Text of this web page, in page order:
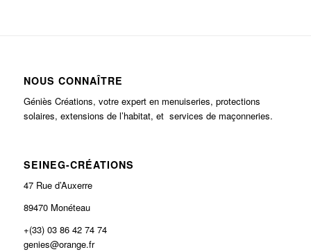
NOUS CONNAÎTRE
Géniès Créations, votre expert en menuiseries, protections
solaires, extensions de l’habitat, et services de maçonneries.
SEINEG-CRÉATIONS
47 Rue d’Auxerre
89470 Monéteau
+(33) 03 86 42 74 74
genies@orange.fr